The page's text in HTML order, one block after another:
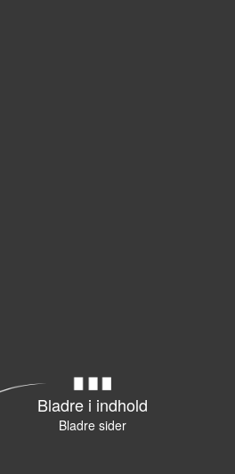
Bladre i indhold
Bladre sider